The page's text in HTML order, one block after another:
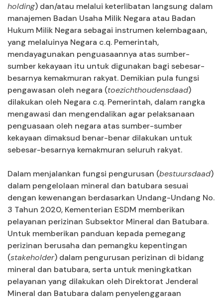
holding) dan/atau melalui keterlibatan langsung dalam
manajemen Badan Usaha Milik Negara atau Badan
Hukum Milik Negara sebagai instrumen kelembagaan,
yang melaluinya Negara c.q. Pemerintah,
mendayagunakan penguasaannya atas sumber-
sumber kekayaan itu untuk digunakan bagi sebesar-
besarnya kemakmuran rakyat. Demikian pula fungsi
pengawasan oleh negara (toezichthoudensdaad)
dilakukan oleh Negara c.q. Pemerintah, dalam rangka
mengawasi dan mengendalikan agar pelaksanaan
penguasaan oleh negara atas sumber-sumber
kekayaan dimaksud benar-benar dilakukan untuk
sebesar-besarnya kemakmuran seluruh rakyat.
Dalam menjalankan fungsi pengurusan (bestuursdaad)
dalam pengelolaan mineral dan batubara sesuai
dengan kewenangan berdasarkan Undang-Undang No.
3 Tahun 2020, Kementerian ESDM memberikan
pelayanan perizinan Subsektor Mineral dan Batubara.
Untuk memberikan panduan kepada pemegang
perizinan berusaha dan pemangku kepentingan
(stakeholder) dalam pengurusan perizinan di bidang
mineral dan batubara, serta untuk meningkatkan
pelayanan yang dilakukan oleh Direktorat Jenderal
Mineral dan Batubara dalam penyelenggaraan